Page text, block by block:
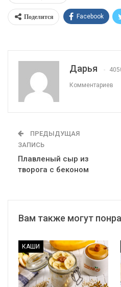
Поделится Facebook
Дарья
Комментариев
ПРЕДЫДУЩАЯ
ЗАПИСЬ
Плавленый сыр из
творога с беконом
Вам также могут
КАШИ